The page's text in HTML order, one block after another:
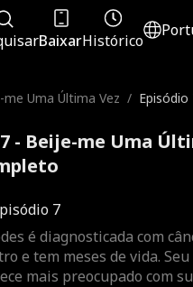
BaixarHistórico
me Uma Última Vez / Episódio
- Beije-me Uma
7
é diagnosticada com
e tem meses de vida.
mais preocupado com